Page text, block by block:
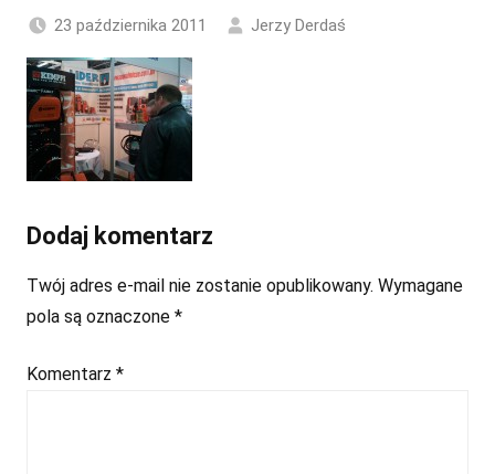
23 października 2011 Jerzy Derdaś
Dodaj komentarz
Twój adres e-mail nie zostanie opublikowany. Wymagane
pola są oznaczone *
Komentarz *